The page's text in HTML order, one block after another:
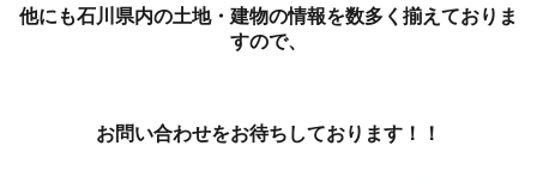
他にも石川県内の土地・建物の情報を数多く揃えておりま
すので、
お問い合わせをお待ちしております！！